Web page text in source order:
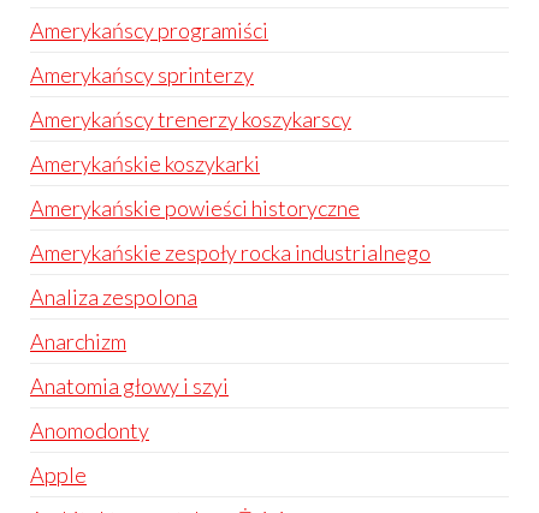
Amerykańscy programiści
Amerykańscy sprinterzy
Amerykańscy trenerzy koszykarscy
Amerykańskie koszykarki
Amerykańskie powieści historyczne
Amerykańskie zespoły rocka industrialnego
Analiza zespolona
Anarchizm
Anatomia głowy i szyi
Anomodonty
Apple